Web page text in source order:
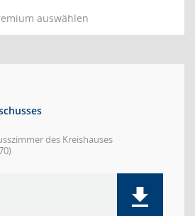
auswählen
des Kreishauses